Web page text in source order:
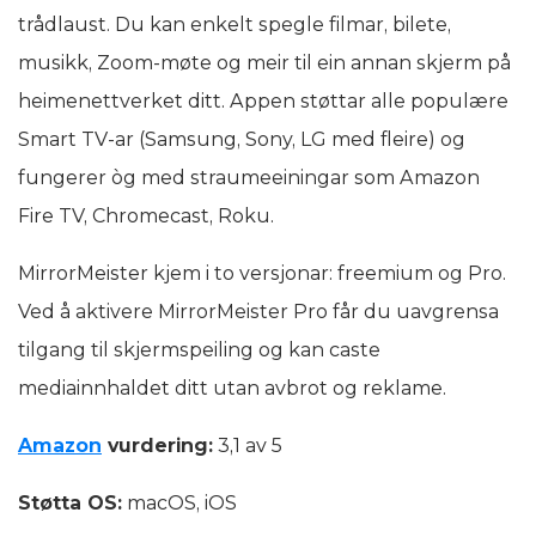
trådlaust. Du kan enkelt spegle filmar, bilete,
musikk, Zoom-møte og meir til ein annan skjerm på
heimenettverket ditt. Appen støttar alle populære
Smart TV-ar (Samsung, Sony, LG med fleire) og
fungerer òg med straumeeiningar som Amazon
Fire TV, Chromecast, Roku.
MirrorMeister kjem i to versjonar: freemium og Pro.
Ved å aktivere MirrorMeister Pro får du uavgrensa
tilgang til skjermspeiling og kan caste
mediainnhaldet ditt utan avbrot og reklame.
Amazon vurdering: 3,1 av 5
Støtta OS: macOS, iOS